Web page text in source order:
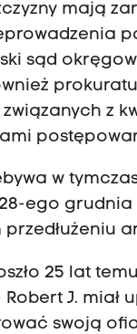
mają
sąd
związanych z
w
ego
25 lat
J. miał
swoją